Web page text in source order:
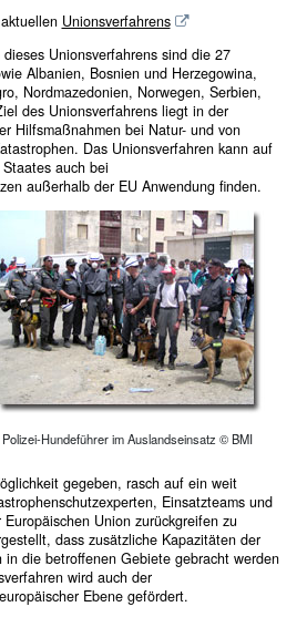
Unionsverfahrens
Unionsverfahrens sind die 27
Albanien, Bosnien und Herzegowina,
Nordmazedonien, Norwegen, Serbien,
des Unionsverfahrens liegt in der
Hilfsmaßnahmen bei Natur- und von
Das Unionsverfahren kann auf
auch bei
außerhalb der EU Anwendung finden.
Polizei-Hundeführer im Auslandseinsatz © BMI
gegeben, rasch auf ein weit
Einsatzteams und
Union zurückgreifen zu
dass zusätzliche Kapazitäten der
in die betroffenen Gebiete gebracht werden
wird auch der
Ebene gefördert.